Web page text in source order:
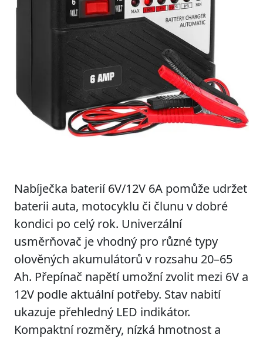
Nabíječka baterií 6V/12V 6A pomůže udržet
baterii auta, motocyklu či člunu v dobré
kondici po celý rok. Univerzální
usměrňovač je vhodný pro různé typy
olověných akumulátorů v rozsahu 20–65
Ah. Přepínač napětí umožní zvolit mezi 6V a
12V podle aktuální potřeby. Stav nabití
ukazuje přehledný LED indikátor.
Kompaktní rozměry, nízká hmotnost a